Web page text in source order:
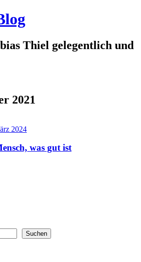
Thiel gelegentlich und
2021
2024
was gut ist
Suchen